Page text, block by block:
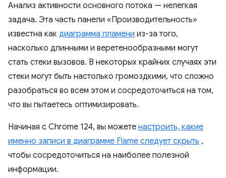
Анализ активности основного потока — нелегкая
задача. Эта часть панели «Производительность»
известна как диаграмма пламени из-за того,
насколько длинными и веретенообразными могут
стать стеки вызовов. В некоторых крайних случаях эти
стеки могут быть настолько громоздкими, что сложно
разобраться во всем этом и сосредоточиться на том,
что вы пытаетесь оптимизировать.
Начиная с Chrome 124, вы можете настроить, какие
именно записи в диаграмме Flame следует скрыть ,
чтобы сосредоточиться на наиболее полезной
информации.